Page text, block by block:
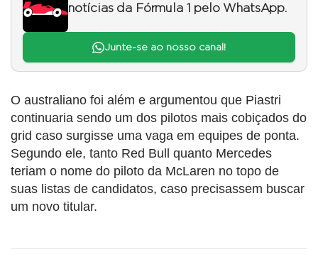
notícias da Fórmula 1 pelo WhatsApp.
Junte-se ao nosso canal!
O australiano foi além e argumentou que Piastri
continuaria sendo um dos pilotos mais cobiçados do
grid caso surgisse uma vaga em equipes de ponta.
Segundo ele, tanto Red Bull quanto Mercedes
teriam o nome do piloto da McLaren no topo de
suas listas de candidatos, caso precisassem buscar
um novo titular.